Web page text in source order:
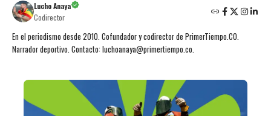
Lucho Anaya
Codirector
En el periodismo desde 2010. Cofundador y codirector de PrimerTiempo.CO.
Narrador deportivo. Contacto: luchoanaya@primertiempo.co.